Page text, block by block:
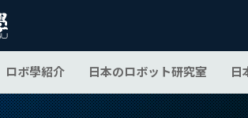
ロボ學紹介 日本のロボット研究室 日